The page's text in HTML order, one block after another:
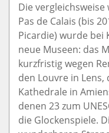
Die
Pas de Calais (bis
Picardie) wurde
neue Museen: das
kurzfristig wegen
den Louvre in
Kathedrale in
denen 23 zum
die Glockenspiele.